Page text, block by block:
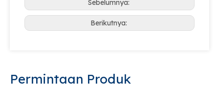
Sebelumnya:
Berikutnya:
Permintaan Produk